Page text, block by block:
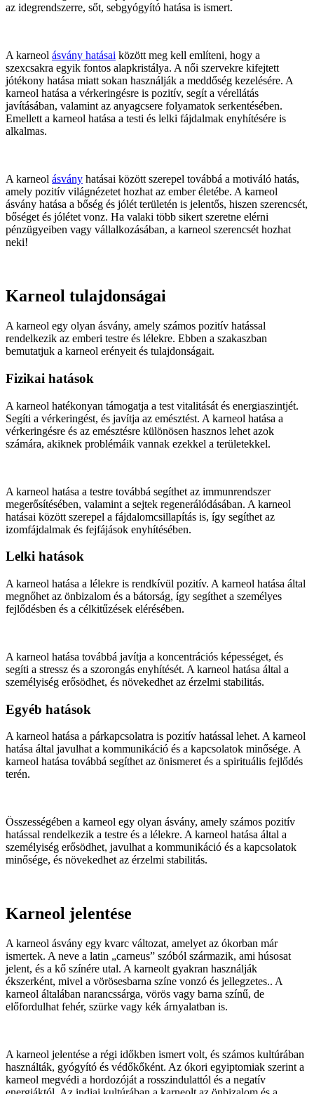
az idegrendszerre, sőt, sebgyógyító hatása is ismert.
A karneol ásvány hatásai között meg kell említeni, hogy a
szexcsakra egyik fontos alapkristálya. A női szervekre kifejtett
jótékony hatása miatt sokan használják a meddőség kezelésére. A
karneol hatása a vérkeringésre is pozitív, segít a vérellátás
javításában, valamint az anyagcsere folyamatok serkentésében.
Emellett a karneol hatása a testi és lelki fájdalmak enyhítésére is
alkalmas.
A karneol ásvány hatásai között szerepel továbbá a motiváló hatás,
amely pozitív világnézetet hozhat az ember életébe. A karneol
ásvány hatása a bőség és jólét területén is jelentős, hiszen szerencsét,
bőséget és jólétet vonz. Ha valaki több sikert szeretne elérni
pénzügyeiben vagy vállalkozásában, a karneol szerencsét hozhat
neki!
Karneol tulajdonságai
A karneol egy olyan ásvány, amely számos pozitív hatással
rendelkezik az emberi testre és lélekre. Ebben a szakaszban
bemutatjuk a karneol erényeit és tulajdonságait.
Fizikai hatások
A karneol hatékonyan támogatja a test vitalitását és energiaszintjét.
Segíti a vérkeringést, és javítja az emésztést. A karneol hatása a
vérkeringésre és az emésztésre különösen hasznos lehet azok
számára, akiknek problémáik vannak ezekkel a területekkel.
A karneol hatása a testre továbbá segíthet az immunrendszer
megerősítésében, valamint a sejtek regenerálódásában. A karneol
hatásai között szerepel a fájdalomcsillapítás is, így segíthet az
izomfájdalmak és fejfájások enyhítésében.
Lelki hatások
A karneol hatása a lélekre is rendkívül pozitív. A karneol hatása által
megnőhet az önbizalom és a bátorság, így segíthet a személyes
fejlődésben és a célkitűzések elérésében.
A karneol hatása továbbá javítja a koncentrációs képességet, és
segíti a stressz és a szorongás enyhítését. A karneol hatása által a
személyiség erősödhet, és növekedhet az érzelmi stabilitás.
Egyéb hatások
A karneol hatása a párkapcsolatra is pozitív hatással lehet. A karneol
hatása által javulhat a kommunikáció és a kapcsolatok minősége. A
karneol hatása továbbá segíthet az önismeret és a spirituális fejlődés
terén.
Összességében a karneol egy olyan ásvány, amely számos pozitív
hatással rendelkezik a testre és a lélekre. A karneol hatása által a
személyiség erősödhet, javulhat a kommunikáció és a kapcsolatok
minősége, és növekedhet az érzelmi stabilitás.
Karneol jelentése
A karneol ásvány egy kvarc változat, amelyet az ókorban már
ismertek. A neve a latin „carneus” szóból származik, ami húsosat
jelent, és a kő színére utal. A karneolt gyakran használják
ékszerként, mivel a vörösesbarna színe vonzó és jellegzetes.. A
karneol általában narancssárga, vörös vagy barna színű, de
előfordulhat fehér, szürke vagy kék árnyalatban is.
A karneol jelentése a régi időkben ismert volt, és számos kultúrában
használták, gyógyító és védőkőként. Az ókori egyiptomiak szerint a
karneol megvédi a hordozóját a rosszindulattól és a negatív